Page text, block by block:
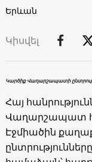
Երևան
Կիսվել
Կարծիք Վաղարշապատի
Հայ
Վաղարշապատ
Էջմիածին